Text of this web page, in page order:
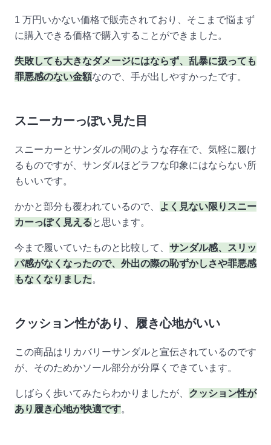
1 万円いかない価格で販売されており、そこまで悩まず
に購入できる価格で購入することができました。
失敗しても大きなダメージにはならず、乱暴に扱っても
罪悪感のない金額なので、手が出しやすかったです。
スニーカーっぽい見た目
スニーカーとサンダルの間のような存在で、気軽に履け
るものですが、サンダルほどラフな印象にはならない所
もいいです。
かかと部分も覆われているので、
よく見ない限りスニー
カーっぽく見えると思います。
今まで履いていたものと比較して、 サンダル感、スリッ
パ感がなくなったので、外出の際の恥ずかしさや罪悪感
もなくなりました。
クッション性があり、履き心地がいい
この商品はリカバリーサンダルと宣伝されているのです
が、そのためかソール部分が分厚くできています。
しばらく歩いてみたらわかりましたが、 クッション性が
あり履き心地が快適です。